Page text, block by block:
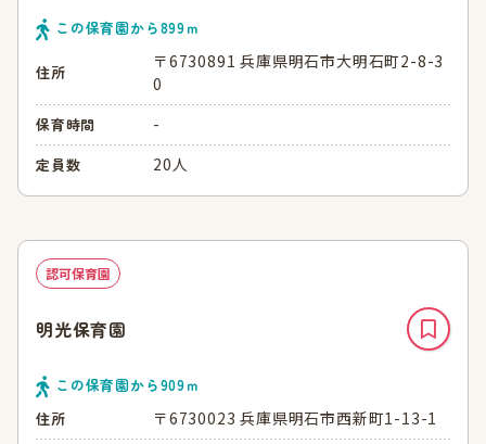
この保育園から899ｍ
住所
〒6730891 兵庫県明石市大明石町2-8-3
0
保育時間 -
定員数 20人
認可保育園
明光保育園
この保育園から909ｍ
住所
〒6730023 兵庫県明石市西新町1-13-1